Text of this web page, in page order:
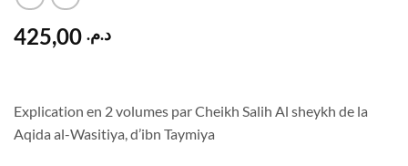
د.م.
Explication en 2 volumes par Cheikh Salih Al sheykh de la
Aqida al-Wasitiya, d’ibn Taymiya